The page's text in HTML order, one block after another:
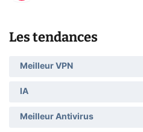
Les tendances
Meilleur VPN
IA
Meilleur Antivirus